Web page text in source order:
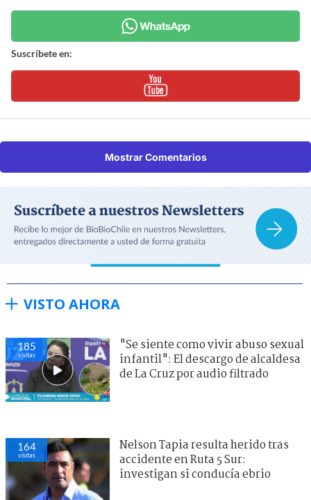
Suscríbete en:
Mostrar Comentarios
VISTO AHORA
185
visitas
"Se siente como vivir abuso sexual
infantil": El descargo de alcaldesa
de La Cruz por audio filtrado
164
visitas
Nelson Tapia resulta herido tras
accidente en Ruta 5 Sur:
investigan si conducía ebrio